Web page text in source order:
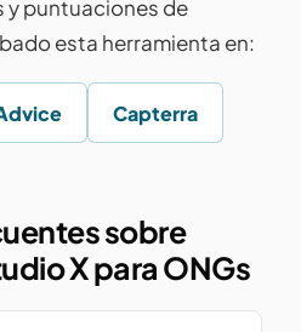
y puntuaciones de
esta herramienta en:
Capterra
sobre
X para ONGs